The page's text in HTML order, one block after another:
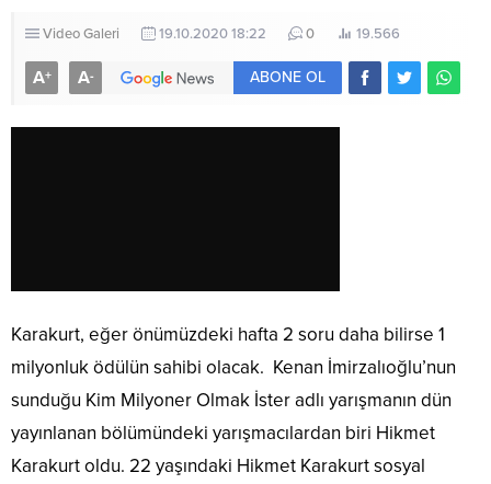
Video Galeri 19.10.2020 18:22 0 19.566
A+ A- ABONE OL
Karakurt, eğer önümüzdeki hafta 2 soru daha bilirse 1
milyonluk ödülün sahibi olacak. Kenan İmirzalıoğlu’nun
sunduğu Kim Milyoner Olmak İster adlı yarışmanın dün
yayınlanan bölümündeki yarışmacılardan biri Hikmet
Karakurt oldu. 22 yaşındaki Hikmet Karakurt sosyal